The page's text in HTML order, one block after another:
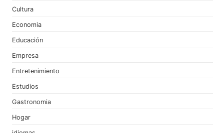
Cultura
Economia
Educación
Empresa
Entretenimiento
Estudios
Gastronomia
Hogar